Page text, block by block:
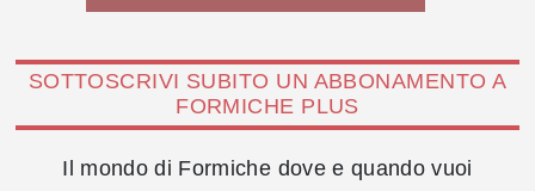
SOTTOSCRIVI SUBITO UN ABBONAMENTO A
FORMICHE PLUS
Il mondo di Formiche dove e quando vuoi